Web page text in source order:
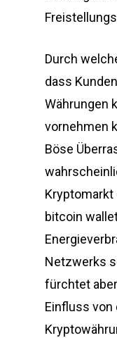
Durch
dass
Währungen
vornehmen
Böse
bitcoin
Netzwerks
fürchtet
Einfluss von